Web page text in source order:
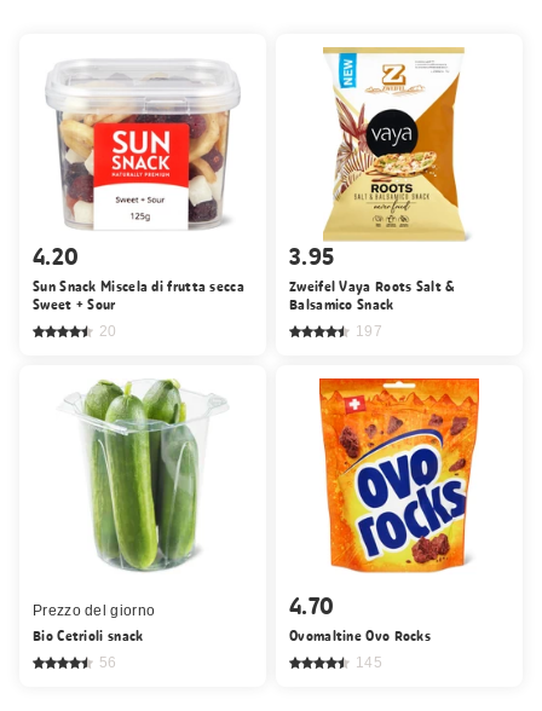
4.20
Sun Snack Miscela di frutta secca
Sweet + Sour
20
3.95
Zweifel Vaya Roots Salt &
Balsamico Snack
197
Prezzo del giorno
Bio Cetrioli snack
56
4.70
Ovomaltine Ovo Rocks
145